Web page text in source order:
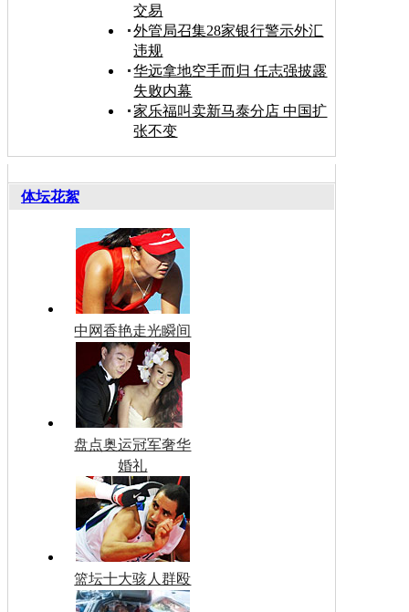
交易
外管局召集28家银行警示外汇
违规
华远拿地空手而归 任志强披露
失败内幕
家乐福叫卖新马泰分店 中国扩
张不变
体坛花絮
中网香艳走光瞬间
盘点奥运冠军奢华
婚礼
篮坛十大骇人群殴